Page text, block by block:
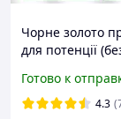
Чорне золото
для потенції
16 таблеток (
Готово к
4.3